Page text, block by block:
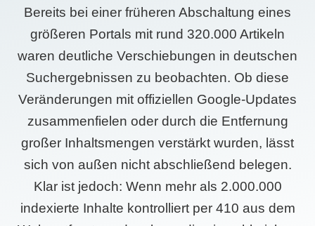
Bereits bei einer früheren Abschaltung eines
größeren Portals mit rund 320.000 Artikeln
waren deutliche Verschiebungen in deutschen
Suchergebnissen zu beobachten. Ob diese
Veränderungen mit offiziellen Google-Updates
zusammenfielen oder durch die Entfernung
großer Inhaltsmengen verstärkt wurden, lässt
sich von außen nicht abschließend belegen.
Klar ist jedoch: Wenn mehr als 2.000.000
indexierte Inhalte kontrolliert per 410 aus dem